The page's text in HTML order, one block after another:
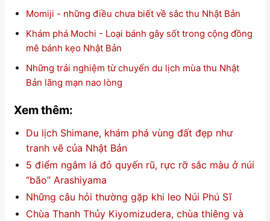
Momiji - những điều chưa biết về sắc thu Nhật Bản
Khám phá Mochi - Loại bánh gây sốt trong cộng đồng
mê bánh kẹo Nhật Bản
Những trải nghiệm từ chuyến du lịch mùa thu Nhật
Bản lãng mạn nao lòng
Xem thêm:
Du lịch Shimane, khám phá vùng đất đẹp như
tranh vẽ của Nhật Bản
5 điểm ngắm lá đỏ quyến rũ, rực rỡ sắc màu ở núi
“bão” Arashiyama
Những câu hỏi thường gặp khi leo Núi Phú Sĩ
Chùa Thanh Thủy Kiyomizudera, chùa thiêng và